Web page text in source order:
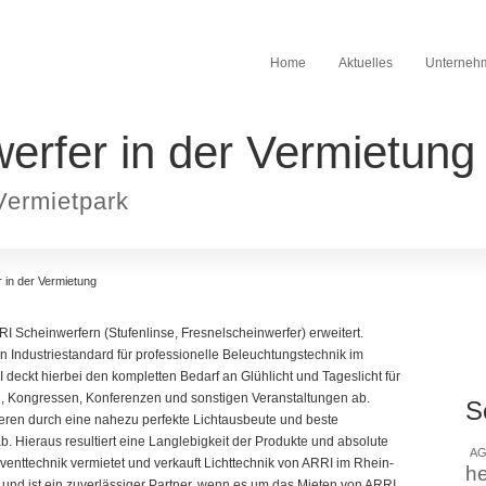
Home Aktuelles
in der Vermietung
in der Vermietung
Scheinwerfern (Stufenlinse, Fresnelscheinwerfer) erweitert.
Industriestandard für professionelle Beleuchtungstechnik im
hierbei den kompletten Bedarf an Glühlicht und Tageslicht für
Konferenzen und sonstigen Veranstaltungen ab.
durch eine nahezu perfekte Lichtausbeute und beste
Hieraus resultiert eine Langlebigkeit der Produkte und absolute
vermietet und verkauft Lichttechnik von ARRI im Rhein-